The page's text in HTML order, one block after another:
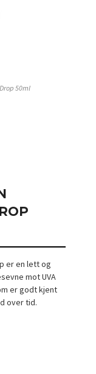
50ml
er en lett og
mot UVA
er godt kjent
over tid.